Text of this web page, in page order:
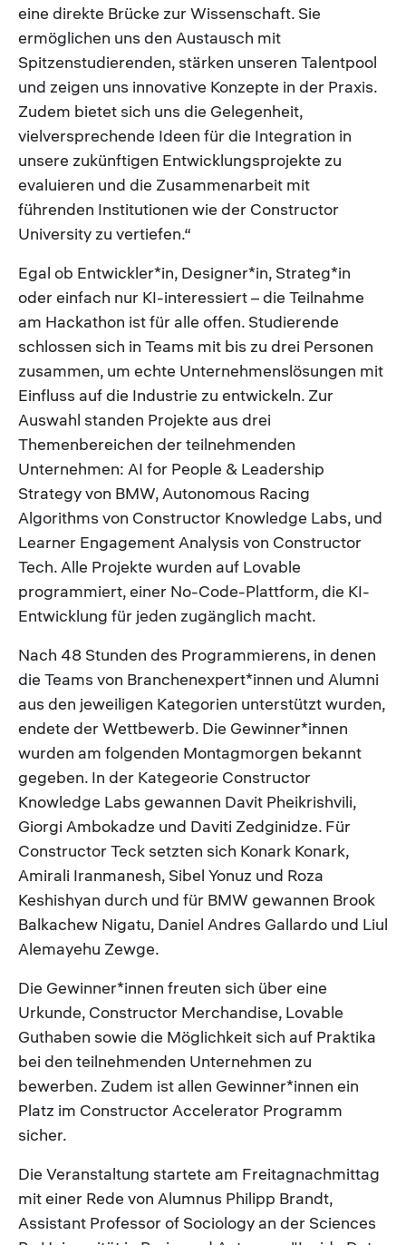
eine direkte Brücke zur Wissenschaft. Sie
ermöglichen uns den Austausch mit
Spitzenstudierenden, stärken unseren Talentpool
und zeigen uns innovative Konzepte in der Praxis.
Zudem bietet sich uns die Gelegenheit,
vielversprechende Ideen für die Integration in
unsere zukünftigen Entwicklungsprojekte zu
evaluieren und die Zusammenarbeit mit
führenden Institutionen wie der Constructor
University zu vertiefen.“
Egal ob Entwickler*in, Designer*in, Strateg*in
oder einfach nur KI-interessiert – die Teilnahme
am Hackathon ist für alle offen. Studierende
schlossen sich in Teams mit bis zu drei Personen
zusammen, um echte Unternehmenslösungen mit
Einfluss auf die Industrie zu entwickeln. Zur
Auswahl standen Projekte aus drei
Themenbereichen der teilnehmenden
Unternehmen: AI for People & Leadership
Strategy von BMW, Autonomous Racing
Algorithms von Constructor Knowledge Labs, und
Learner Engagement Analysis von Constructor
Tech. Alle Projekte wurden auf Lovable
programmiert, einer No-Code-Plattform, die KI-
Entwicklung für jeden zugänglich macht.
Nach 48 Stunden des Programmierens, in denen
die Teams von Branchenexpert*innen und Alumni
aus den jeweiligen Kategorien unterstützt wurden,
endete der Wettbewerb. Die Gewinner*innen
wurden am folgenden Montagmorgen bekannt
gegeben. In der Kategeorie Constructor
Knowledge Labs gewannen Davit Pheikrishvili,
Giorgi Ambokadze und Daviti Zedginidze. Für
Constructor Teck setzten sich Konark Konark,
Amirali Iranmanesh, Sibel Yonuz und Roza
Keshishyan durch und für BMW gewannen Brook
Balkachew Nigatu, Daniel Andres Gallardo und Liul
Alemayehu Zewge.
Die Gewinner*innen freuten sich über eine
Urkunde, Constructor Merchandise, Lovable
Guthaben sowie die Möglichkeit sich auf Praktika
bei den teilnehmenden Unternehmen zu
bewerben. Zudem ist allen Gewinner*innen ein
Platz im Constructor Accelerator Programm
sicher.
Die Veranstaltung startete am Freitagnachmittag
mit einer Rede von Alumnus Philipp Brandt,
Assistant Professor of Sociology an der Sciences